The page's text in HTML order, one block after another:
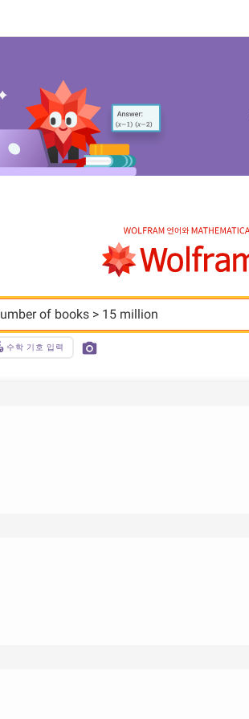
of books > 15 million
수학 기호 입력